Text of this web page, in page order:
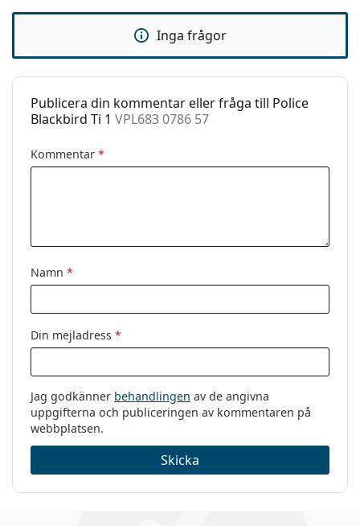
Fjädergångjärn: Nej
Nej
Fodral:
Ja
Putsduk:
Ja
Övrigt
Inga frågor
Publicera din kommentar eller fråga till Police
Blackbird Ti 1 VPL683 0786 57
Kommentar *
Namn *
Din mejladress *
Jag godkänner behandlingen av de angivna
uppgifterna och publiceringen av kommentaren på
webbplatsen.
Skicka